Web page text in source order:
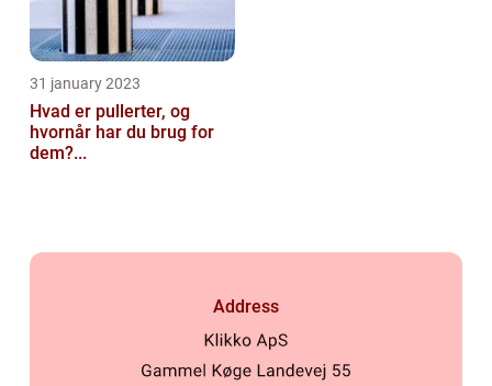
31 january 2023
Hvad er pullerter, og
hvornår har du brug for
dem?...
Address